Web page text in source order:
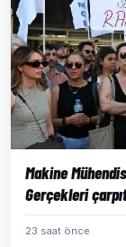
Makine
Gerçekleri
23 saat önce